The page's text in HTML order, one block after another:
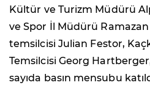
Kültür ve Turizm Müdürü
ve Spor İl Müdürü
temsilcisi Julian Festor,
Temsilcisi Georg
sayıda basın mensubu